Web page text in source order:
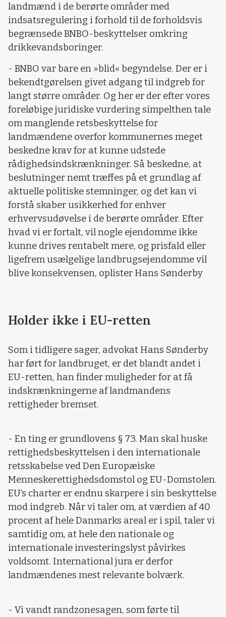
landmænd i de berørte områder med
indsatsregulering i forhold til de forholdsvis
begrænsede BNBO-beskyttelser omkring
drikkevandsboringer.
- BNBO var bare en »blid« begyndelse. Der er i
bekendtgørelsen givet adgang til indgreb for
langt større områder. Og her er der efter vores
foreløbige juridiske vurdering simpelthen tale
om manglende retsbeskyttelse for
landmændene overfor kommunernes meget
beskedne krav for at kunne udstede
rådighedsindskrænkninger. Så beskedne, at
beslutninger nemt træffes på et grundlag af
aktuelle politiske stemninger, og det kan vi
forstå skaber usikkerhed for enhver
erhvervsudøvelse i de berørte områder. Efter
hvad vi er fortalt, vil nogle ejendomme ikke
kunne drives rentabelt mere, og prisfald eller
ligefrem usælgelige landbrugsejendomme vil
blive konsekvensen, oplister Hans Sønderby
Holder ikke i EU-retten
Som i tidligere sager, advokat Hans Sønderby
har ført for landbruget, er det blandt andet i
EU-retten, han finder muligheder for at få
indskrænkningerne af landmandens
rettigheder bremset.
- En ting er grundlovens § 73. Man skal huske
rettighedsbeskyttelsen i den internationale
retsskabelse ved Den Europæiske
Menneskerettighedsdomstol og EU-Domstolen.
EU’s charter er endnu skarpere i sin beskyttelse
mod indgreb. Når vi taler om, at værdien af 40
procent af hele Danmarks areal er i spil, taler vi
samtidig om, at hele den nationale og
internationale investeringslyst påvirkes
voldsomt. International jura er derfor
landmændenes mest relevante bolværk.
- Vi vandt randzonesagen, som førte til